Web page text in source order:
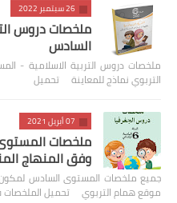
26 سبتمبر 2022
ملخصات دروس
السادس
ملخصات دروس التربية
التربوي نماذج للمعاينة تحميل
07 أبريل 2021
ملخصات
وفق المنهاج
جميع ملخصات المستوى السادس
موقع همام التربوي تحميل